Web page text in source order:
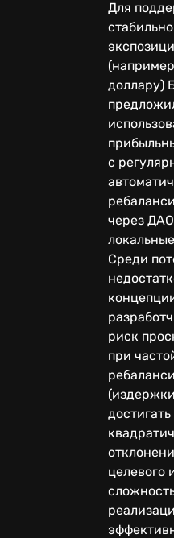
Для
доллару)
с
через
Среди
риск
при
достигать
целевого